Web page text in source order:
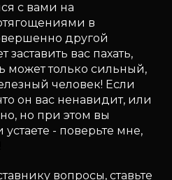
с вами на
в
другой
вас пахать,
может только сильный,
человек! Если
он вас ненавидит, или
но при этом вы
- поверьте мне,
вопросы, ставьте